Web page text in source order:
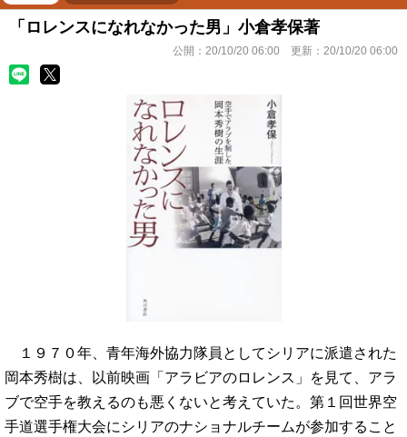
「ロレンスになれなかった男」小倉孝保著
公開： 20/10/20 06:00 更新： 20/10/20 06:00
１９７０年、青年海外協力隊員としてシリアに派遣された
岡本秀樹は、以前映画「アラビアのロレンス」を見て、アラ
ブで空手を教えるのも悪くないと考えていた。第１回世界空
手道選手権大会にシリアのナショナルチームが参加すること